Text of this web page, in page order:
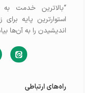
“بالاترین خدمت
استوارترین پایه
اندیشیدن را به آن‌ها
راه‌های ارتباطی